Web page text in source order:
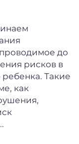
до
рисков в
Такие
как